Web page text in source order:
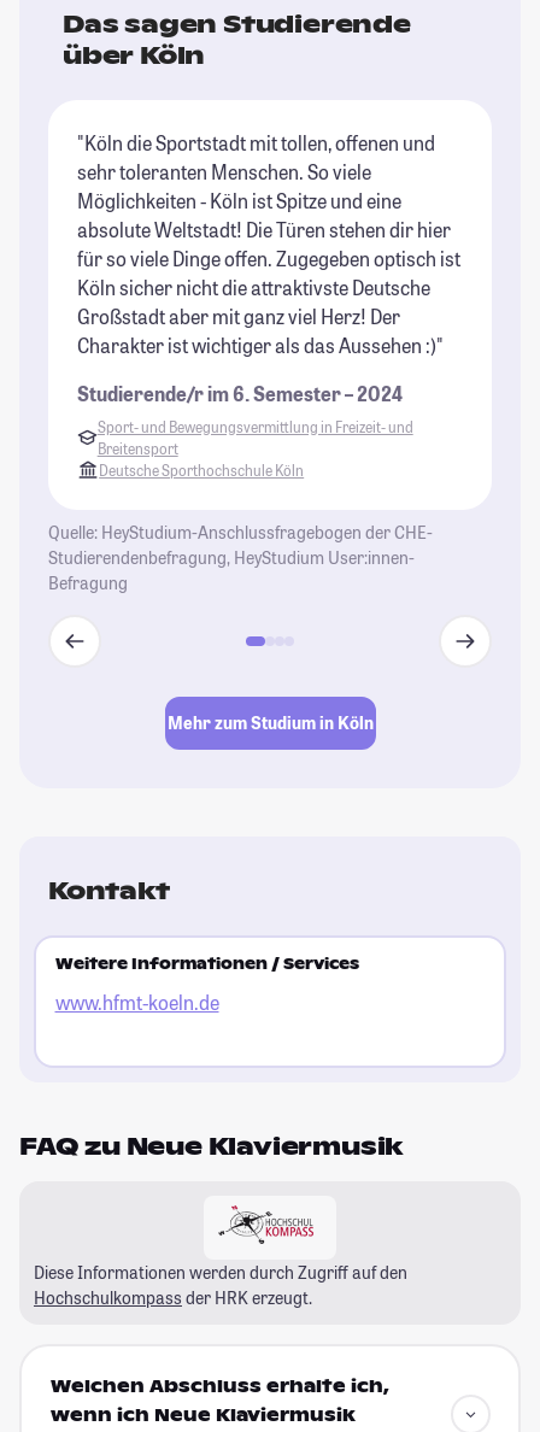
Das sagen Studierende
über Köln
"Köln die Sportstadt mit tollen, offenen und
sehr toleranten Menschen. So viele
Möglichkeiten - Köln ist Spitze und eine
absolute Weltstadt! Die Türen stehen dir hier
für so viele Dinge offen. Zugegeben optisch ist
Köln sicher nicht die attraktivste Deutsche
Großstadt aber mit ganz viel Herz! Der
Charakter ist wichtiger als das Aussehen :)"
Studierende/r im 6. Semester – 2024
Sport- und Bewegungsvermittlung in Freizeit- und
Breitensport
Deutsche Sporthochschule Köln
Quelle: HeyStudium-Anschlussfragebogen der CHE-
Studierendenbefragung, HeyStudium User:innen-
Befragung
Mehr zum Studium in Köln
Kontakt
Weitere Informationen / Services
www.hfmt-koeln.de
FAQ zu Neue Klaviermusik
Diese Informationen werden durch Zugriff auf den
Hochschulkompass der HRK erzeugt.
Welchen Abschluss erhalte ich,
wenn ich Neue Klaviermusik